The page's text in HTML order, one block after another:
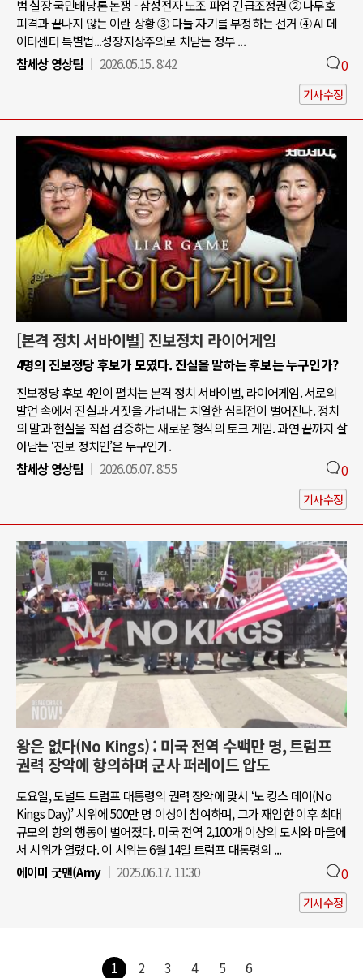
범 실장 국민배당론 논쟁 - 삼성전자 노조 파업 긴급조정권 ② 나무호
피격과 끝나지 않는 이란 상황 ③ 다들 자기를 부정하는 선거 ④ AI 데
이터센터 특별법...성장지상주의로 치닫는 정부 ...
참세상 영상팀
2026.05.15. 8:42 0
기사수정
[본격 정치 서바이벌] 진보정치 라이어게임
4명의 진보정당 후보가 모였다. 진실을 말하는 후보는 누구인가?
진보정당 후보 4인이 펼치는 본격 정치 서바이벌, 라이어게임. 서로의
발언 속에서 진실과 거짓을 가려내는 치열한 심리전이 벌어진다. 정치
의 말과 현실을 직접 검증하는 새로운 형식의 토크 게임. 과연 끝까지 살
아남는 ‘진보 정치인’은 누구인가.
참세상 영상팀
2026.05.07. 8:55 0
기사수정
왕은 없다(No Kings) : 미국 전역 수백만 명, 트럼프
권력 장악에 항의하며 군사 퍼레이드 압도
토요일, 도널드 트럼프 대통령의 권력 장악에 맞서 ‘노 킹스 데이(No
Kings Day)’ 시위에 500만 명 이상이 참여하며, 그가 재임한 이후 최대
규모의 항의 행동이 벌어졌다. 미국 전역 2,100개 이상의 도시와 마을에
서 시위가 열렸다. 이 시위는 6월 14일 트럼프 대통령의 ...
에이미 굿맨(Amy
2025.06.17. 11:30 0
기사수정
1 2 3 4 5 6